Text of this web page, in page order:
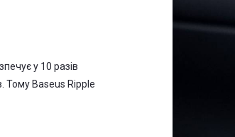
у 10 разів
Тому Baseus Ripple